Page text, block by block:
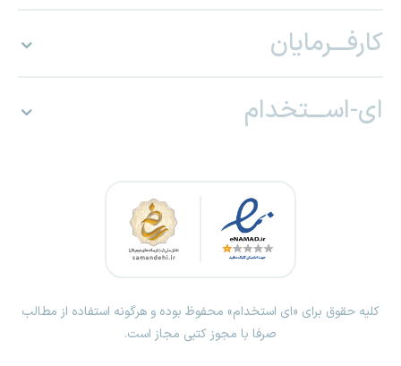
کارفـــرمایان
ای-اســـتخدام
کلیه حقوق برای «ای استخدام» محفوظ بوده و هرگونه استفاده از مطالب
صرفا با مجوز کتبی مجاز است.